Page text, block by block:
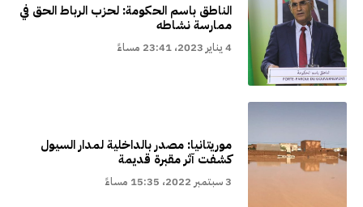
الناطق باسم الحكومة: لحزب الرباط الحق في
ممارسة نشاطه
4 يناير 2023، 23:41 مساءً
موريتانيا: مصدر بالداخلية لمدار السيول
كشفت آثر مقبرة قديمة
3 سبتمبر 2022، 15:35 مساءً